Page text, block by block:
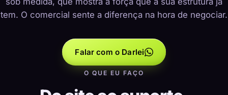
tem. O comercial sente a diferença na hora de negociar.
Falar com o Darlei
O QUE EU FAÇO